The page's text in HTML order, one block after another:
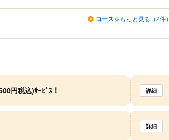
コースをもっと見る（2件）
円税込)ｻｰﾋﾞｽ！ 詳細
詳細